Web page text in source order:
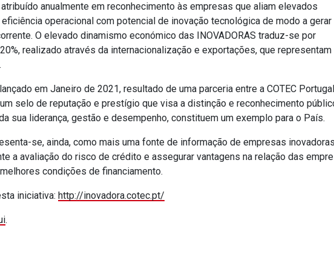
anualmente em reconhecimento às empresas que aliam elevados
operacional com potencial de inovação tecnológica de modo a gerar
O elevado dinamismo económico das INOVADORAS traduz-se por
realizado através da internacionalização e exportações, que representam
em Janeiro de 2021, resultado de uma parceria entre a COTEC
selo de reputação e prestígio que visa a distinção e reconhecimento
sua liderança, gestão e desempenho, constituem um exemplo para o País.
se, ainda, como mais uma fonte de informação de empresas
a avaliação do risco de crédito e assegurar vantagens na relação das
condições de financiamento.
iniciativa: http://inovadora.cotec.pt/
.